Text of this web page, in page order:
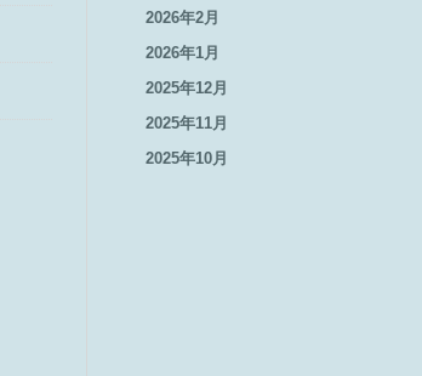
2026年2月
2026年1月
2025年12月
2025年11月
2025年10月